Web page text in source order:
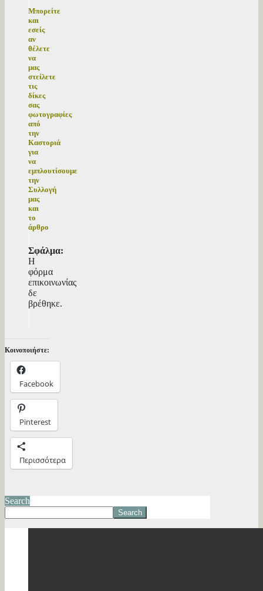
Μπορείτε
και
εσείς
αν
θέλετε
να
μας
στείλετε
τις
δίκες
σας
φωτογραφίες
από
την
Καστοριά
για
να
εμπλουτίσουμε
την
Συλλογή
μας
και
το
άρθρο
Σφάλμα:
Η
φόρμα
επικοινωνίας
δε
βρέθηκε.
Κοινοποιήστε:
Facebook
Pinterest
Περισσότερα
Search
Search